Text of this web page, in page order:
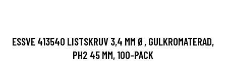
ESSVE 413540 LISTSKRUV 3,4 MM Ø, GULKROMATERAD,
PH2 45 MM, 100-PACK